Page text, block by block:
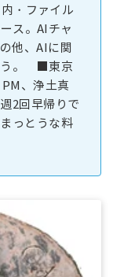
・ファイル
ス。AIチャ
他、AIに関
う。 ■東京
、浄土真
2回早帰りで
っとうな料